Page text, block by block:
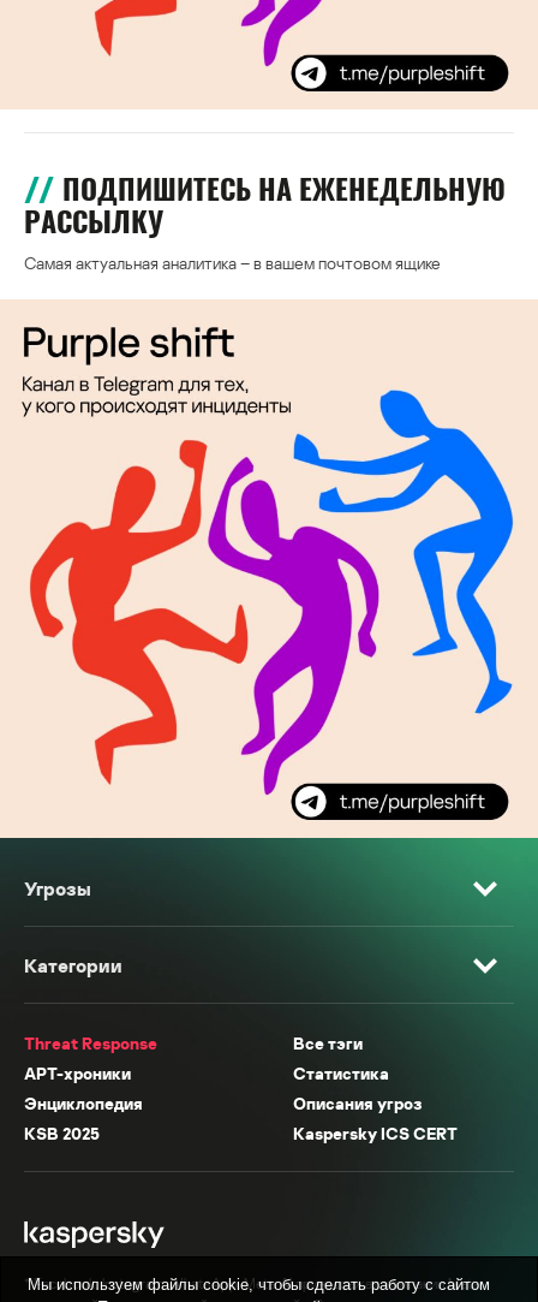
ПОДПИШИТЕСЬ НА ЕЖЕНЕДЕЛЬНУЮ
РАССЫЛКУ
Самая актуальная аналитика – в вашем почтовом ящике
Угрозы
Категории
Threat Response
Все тэги
APT-хроники
Статистика
Энциклопедия
Описания угроз
KSB 2025
Kaspersky ICS CERT
* Facebook, Instagram, WhatsApp, Meta AI принадлежат компании Meta,
Мы используем файлы cookie, чтобы сделать работу с сайтом